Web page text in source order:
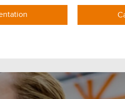
DOMAINES DE